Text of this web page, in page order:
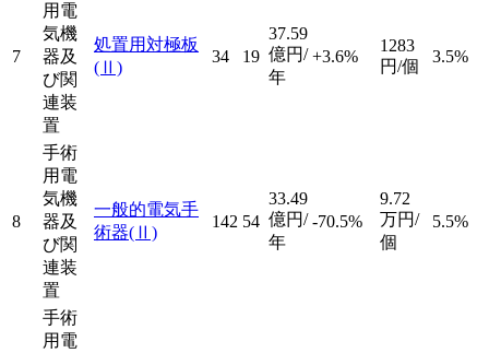
7
用電
気機
器及
び関
連装
置
処置用対極板
(Ⅱ)
34 19
37.59
億円/
年
+3.6%
1283
円/個
3.5%
8
手術
用電
気機
器及
び関
連装
置
一般的電気手
術器(Ⅱ)
142 54
33.49
億円/
年
-70.5%
9.72
万円/
個
5.5%
手術
用電